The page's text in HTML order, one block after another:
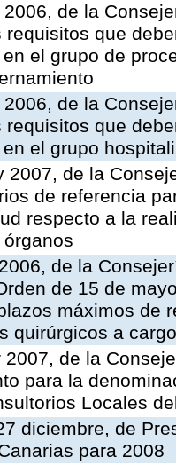
de la
requisitos que
el grupo de
de la
requisitos que
el grupo
2007, de la
de referencia
respecto a la
de la
de 15 de
máximos de
quirúrgicos a
2007, de la
para la
Locales
diciembre, de
para 2008